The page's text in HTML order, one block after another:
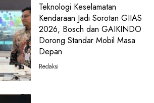
Teknologi Keselamatan
Kendaraan Jadi Sorotan GIIAS
2026, Bosch dan GAIKINDO
Dorong Standar Mobil Masa
Depan
Redaksi